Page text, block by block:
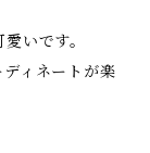
いです。
ィネートが楽